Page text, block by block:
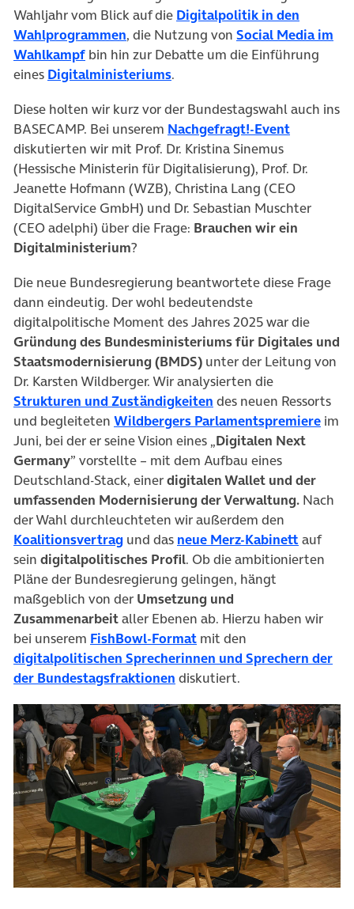
Wahljahr vom Blick auf die Digitalpolitik in den
Wahlprogrammen(öffnet in neuem Tab)
, die Nutzung von Social Media im
Wahlkampf(öffnet in neuem Tab)
bin hin zur Debatte um die Einführung
eines Digitalministeriums(öffnet in neuem Tab)
.
Diese holten wir kurz vor der Bundestagswahl auch ins
BASECAMP. Bei unserem Nachgefragt!-Event(öffnet in
diskutierten wir mit Prof. Dr. Kristina Sinemus
(Hessische Ministerin für Digitalisierung), Prof. Dr.
Jeanette Hofmann (WZB), Christina Lang (CEO
DigitalService GmbH) und Dr. Sebastian Muschter
(CEO adelphi) über die Frage: Brauchen wir ein
Digitalministerium?
Die neue Bundesregierung beantwortete diese Frage
dann eindeutig. Der wohl bedeutendste
digitalpolitische Moment des Jahres 2025 war die
Gründung des Bundesministeriums für Digitales und
Staatsmodernisierung (BMDS) unter der Leitung von
Dr. Karsten Wildberger. Wir analysierten die
Strukturen und Zuständigkeiten (öffnet in neuem Tab)
des neuen Ressorts
und begleiteten Wildbergers Parlamentspremiere im
Juni, bei der er seine Vision eines „Digitalen Next
Germany” vorstellte – mit dem Aufbau eines
Deutschland-Stack, einerdigitalen Wallet und der
umfassenden Modernisierung der Verwaltung. Nach
der Wahl durchleuchteten wir außerdem den
Koalitionsvertrag(öffnet in neuem Tab)
und das neue Merz-Kabinett (öffnet
auf
sein digitalpolitisches Profil. Ob die ambitionierten
Pläne der Bundesregierung gelingen, hängt
maßgeblich von der Umsetzung und
Zusammenarbeitaller Ebenen ab. Hierzu haben wir
bei unserem FishBowl-Format(öffnet in neuem Tab)
mit den
digitalpolitischen Sprecherinnen und Sprechern der
der Bundestagsfraktionen (öffnet in neuem Tab)
diskutiert.